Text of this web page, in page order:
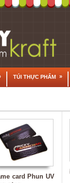
TÚI THỰC PHẨM »
card Phun UV